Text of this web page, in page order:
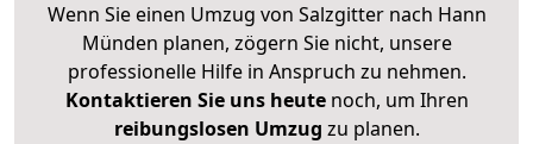
Wenn Sie einen Umzug von Salzgitter nach Hann
Münden planen, zögern Sie nicht, unsere
professionelle Hilfe in Anspruch zu nehmen.
Kontaktieren Sie uns heutenoch, um Ihren
reibungslosen Umzug zu planen.